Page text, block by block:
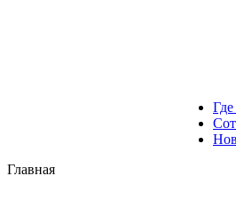
Главная